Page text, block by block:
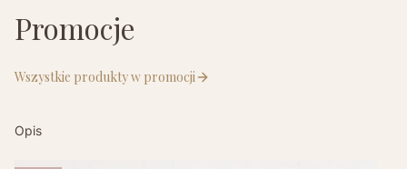
Promocje
Wszystkie produkty w promocji
Opis